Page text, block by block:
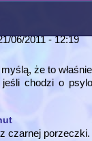
06/2011 - 12:19
że to
jeśli chodzi o
czarnej porzeczki.